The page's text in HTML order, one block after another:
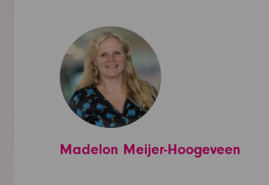
Madelon Meijer-Hoogeveen